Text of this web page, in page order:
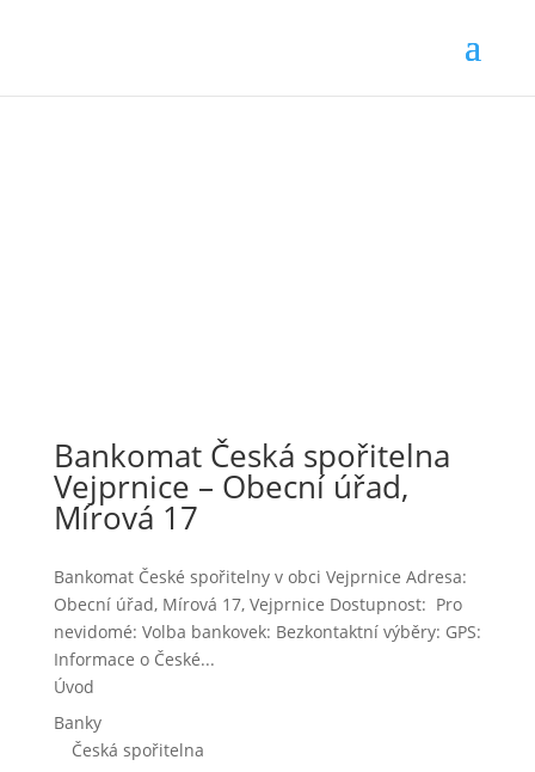
Bankomat Česká spořitelna
Vejprnice – Obecní úřad,
Mírová 17
Bankomat České spořitelny v obci Vejprnice Adresa:
Obecní úřad, Mírová 17, Vejprnice Dostupnost: Pro
nevidomé: Volba bankovek: Bezkontaktní výběry: GPS:
Informace o České...
Úvod
Banky
Česká spořitelna